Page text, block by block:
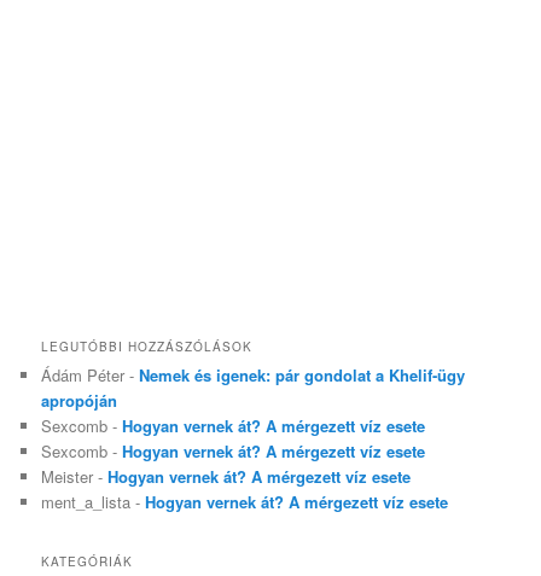
LEGUTÓBBI HOZZÁSZÓLÁSOK
Ádám Péter -Nemek és igenek: pár gondolat a Khelif-ügy
apropóján
Sexcomb -Hogyan vernek át? A mérgezett víz esete
Sexcomb -Hogyan vernek át? A mérgezett víz esete
Meister -Hogyan vernek át? A mérgezett víz esete
ment_a_lista -Hogyan vernek át? A mérgezett víz esete
KATEGÓRIÁK